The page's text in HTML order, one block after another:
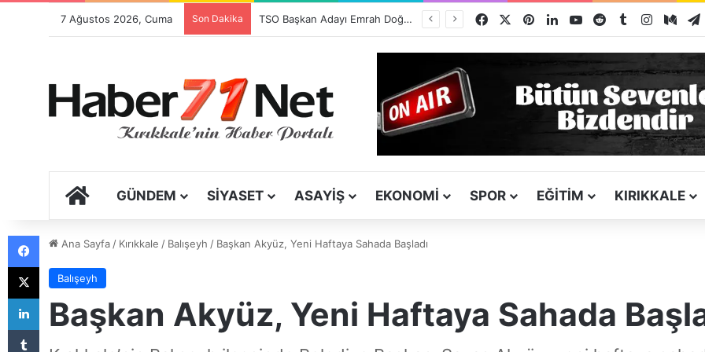
7 Ağustos 2026, Cuma Son Dakika TSO Başkan Adayı Emrah Doğan’dan EXPOKALE Vizyonu Facebook PinterestLinkedInYouTubeRedditTumblrInstagram
ANA SAYFA
GÜNDEM SIYASET ASAYIŞ EKONOMI SPOR EĞITIM KIRIKKALE
Ana Sayfa/ Kırıkkale / Balışeyh / Başkan Akyüz, Yeni Haftaya Sahada Başladı
Balışeyh
Başkan Akyüz, Yeni Haftaya Sahada
Tumblr